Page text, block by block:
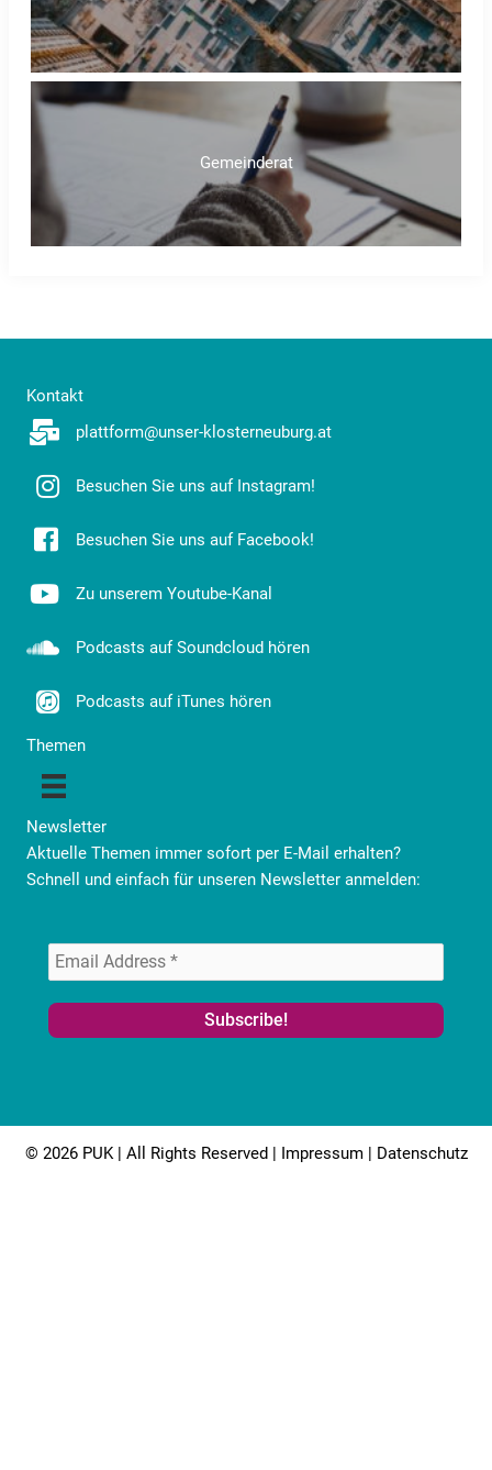
Gemeinderat
Kontakt
plattform@unser-klosterneuburg.at
Besuchen Sie uns auf Instagram!
Besuchen Sie uns auf Facebook!
Zu unserem Youtube-Kanal
Podcasts auf Soundcloud hören
Podcasts auf iTunes hören
Themen
Newsletter
Aktuelle Themen immer sofort per E-Mail erhalten?
Schnell und einfach für unseren Newsletter anmelden:
© 2026 PUK | All Rights Reserved | Impressum| Datenschutz